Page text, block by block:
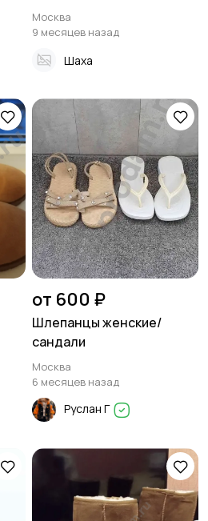
Москва
9 месяцев назад
Шаха
от 600 ₽
Шлепанцы женские/
сандали
Москва
6 месяцев назад
Руслан Г